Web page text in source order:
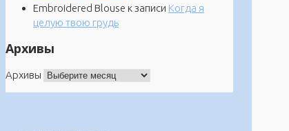
Embroidered Blouse к записи Когда я
целую твою грудь
Архивы
Архивы